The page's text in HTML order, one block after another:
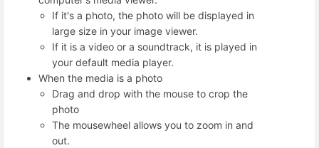
If it's a photo, the photo will be displayed in
large size in your image viewer.
If it is a video or a soundtrack, it is played in
your default media player.
When the media is a photo
Drag and drop with the mouse to crop the
photo
The mousewheel allows you to zoom in and
out.